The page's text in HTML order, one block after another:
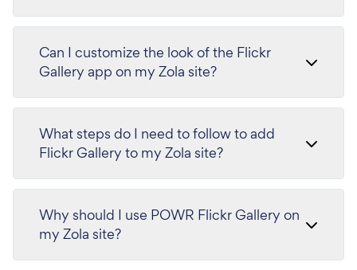
Can I customize the look of the Flickr
Gallery app on my Zola site?
What steps do I need to follow to add
Flickr Gallery to my Zola site?
Why should I use POWR Flickr Gallery on
my Zola site?